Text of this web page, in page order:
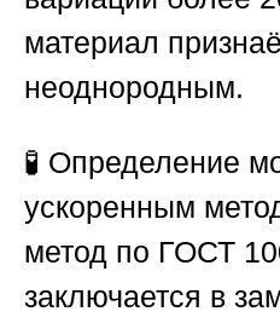
материал
неоднородным.
🧪 Определение
ускоренным
метод по ГОСТ
заключается в